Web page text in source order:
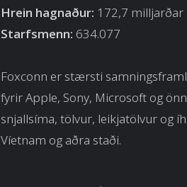
Hrein hagnaður: 172,7 milljarðar
Starfsmenn: 634.077
Foxconn er stærsti
fyrir Apple, Sony, Microsoft og
snjallsíma, tölvur, leikjatölvur og
Víetnam og aðra staði.